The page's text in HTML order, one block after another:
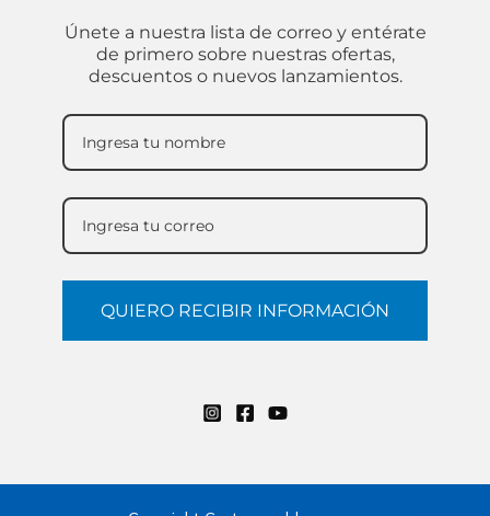
Únete a nuestra lista de correo y entérate
de primero sobre nuestras ofertas,
descuentos o nuevos lanzamientos.
QUIERO RECIBIR INFORMACIÓN